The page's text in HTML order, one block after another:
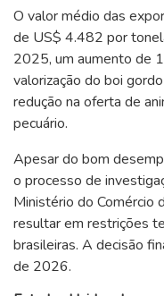
O valor médio das
de US$ 4.482 por
2025, um aumento de
valorização do boi
redução na oferta de
pecuário.
Apesar do bom
o processo de
Ministério do Comércio
resultar em restrições
brasileiras. A decisão
de 2026.